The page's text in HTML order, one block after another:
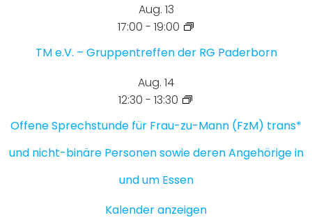
Aug. 13
17:00 - 19:00
TM e.V. – Gruppentreffen der RG Paderborn
Aug. 14
12:30 - 13:30
Offene Sprechstunde für Frau-zu-Mann (FzM) trans*
und nicht-binäre Personen sowie deren Angehörige in
und um Essen
Kalender anzeigen